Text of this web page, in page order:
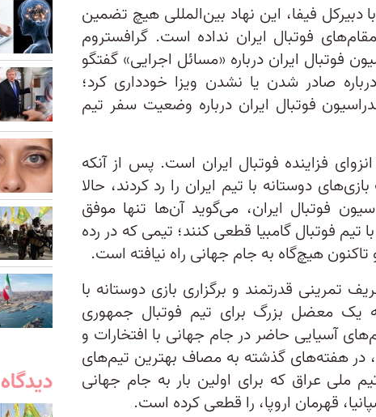
دبیرکل فیفا، این نهاد بین‌المللی هیچ تضمین
فوتبال ایران نداده است. گرافستروم
فوتبال ایران درباره «مسائل اجرایی» گفتگو
صادر شدن یا نشدن ویزا خودداری کرد؛
فوتبال ایران درباره وضعیت سفر تیم
فزاینده فوتبال ایران است. پس از آنکه
بازی‌های دوستانه با تیم ایران را رد کردند، حالا
فوتبال ایران، می‌گوید آن‌ها تنها موفق
تیم فوتبال گامبیا قطعی کنند؛ تیمی که در رده
تمرینی قدرتمند و برگزاری بازی دوستانه با
یک معضل بزرگ برای تیم فوتبال جمهوری
آسیایی حاضر در جام جهانی با افتخارات و
در هفته‌های گذشته به مصاف بهترین تیم‌های
ملی عراق که برای اولین بار به جام جهانی
قهرمان اروپا، را قطعی کرده است.
دیدگاه